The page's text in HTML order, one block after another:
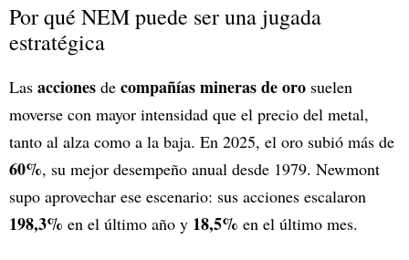
Por qué NEM puede ser una jugada
estratégica
Las acciones de compañías mineras de oro suelen
moverse con mayor intensidad que el precio del metal,
tanto al alza como a la baja. En 2025, el oro subió más de
60%, su mejor desempeño anual desde 1979. Newmont
supo aprovechar ese escenario: sus acciones escalaron
198,3% en el último año y 18,5% en el último mes.